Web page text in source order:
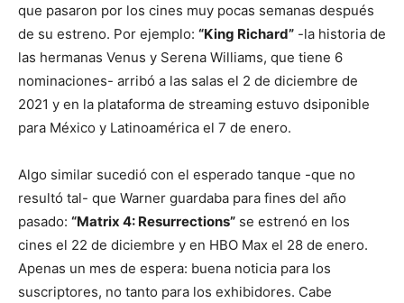
que pasaron por los cines muy pocas semanas después
de su estreno. Por ejemplo: “King Richard” -la historia de
las hermanas Venus y Serena Williams, que tiene 6
nominaciones- arribó a las salas el 2 de diciembre de
2021 y en la plataforma de streaming estuvo dsiponible
para México y Latinoamérica el 7 de enero.
Algo similar sucedió con el esperado tanque -que no
resultó tal- que Warner guardaba para fines del año
pasado: “Matrix 4: Resurrections” se estrenó en los
cines el 22 de diciembre y en HBO Max el 28 de enero.
Apenas un mes de espera: buena noticia para los
suscriptores, no tanto para los exhibidores. Cabe